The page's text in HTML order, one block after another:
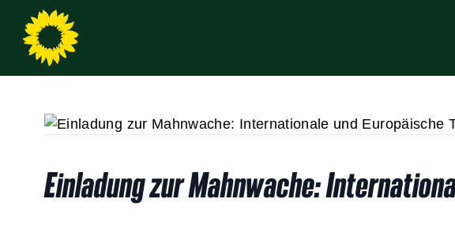
Einladung zur Mahnwache: